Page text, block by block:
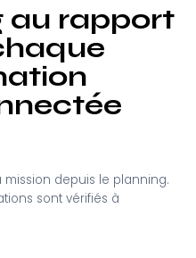
au rapport
depuis le planning.
sont vérifiés à